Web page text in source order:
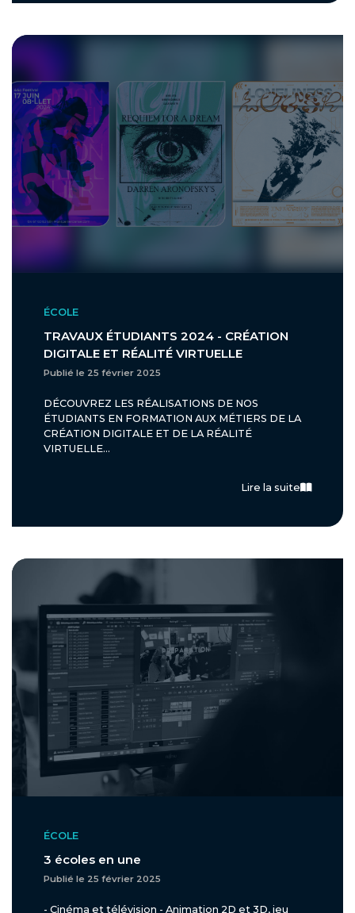
ÉCOLE
TRAVAUX ÉTUDIANTS 2024 - CRÉATION
DIGITALE ET RÉALITÉ VIRTUELLE
Publié le 25 février 2025
DÉCOUVREZ LES RÉALISATIONS DE NOS
ÉTUDIANTS EN FORMATION AUX MÉTIERS DE LA
CRÉATION DIGITALE ET DE LA RÉALITÉ
VIRTUELLE...
Lire la suite
ÉCOLE
3 écoles en une
Publié le 25 février 2025
- Cinéma et télévision - Animation 2D et 3D, jeu